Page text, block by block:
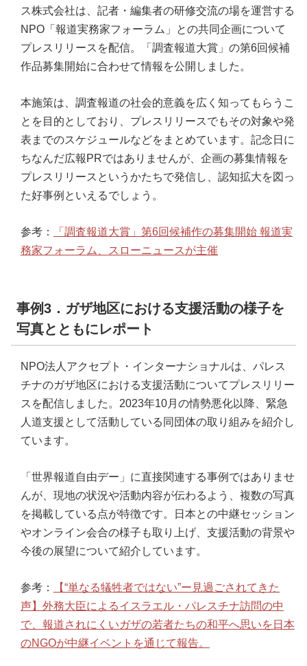
ス株式会社は、記者・編集者の研修交流の場を運営する
NPO「報道実務家フォーラム」との共同企画について
プレスリリースを配信。「調査報道大賞」の第6回候補
作品募集開始に合わせて情報を公開しました。
本施策は、調査報道の社会的意義を広く知ってもらうこ
とを目的としており、プレスリリースでもその対象や発
表までのスケジュールなどをまとめています。記念日に
ちなんだ広報PRではありませんが、企画の募集情報を
プレスリリースというかたちで発信し、認知拡大を図っ
た好事例といえるでしょう。
参考：
「調査報道大賞」第6回候補作の募集開始 報道実
務家フォーラム、スローニュースが主催
事例3．ガザ地区における支援活動の様子を
写真とともにレポート
NPO法人アクセプト・インターナショナルは、パレス
チナのガザ地区における支援活動についてプレスリリー
スを配信しました。2023年10月の情勢悪化以降、緊急
人道支援として活動している同団体の取り組みを紹介し
ています。
「世界報道自由デー」に直接関連する事例ではありませ
んが、現地の状況や活動内容が伝わるよう、複数の写真
を掲載している点が特徴です。日本との中継セッション
やオンライン会合の様子も取り上げ、支援活動の背景や
今後の展望について紹介しています。
参考：
【“単なる犠牲者ではない”ー見過ごされてきた
声】外務大臣によるイスラエル・パレスチナ訪問の中
で、報道されにくいガザの若者たちの和平へ思いを日本
のNGOが中継イベントを通じて報告。